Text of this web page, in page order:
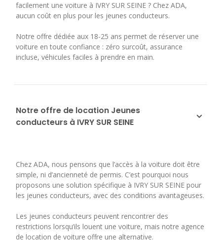
facilement une voiture à IVRY SUR SEINE ? Chez ADA,
aucun coût en plus pour les jeunes conducteurs.
Notre offre dédiée aux 18-25 ans permet de réserver une
voiture en toute confiance : zéro surcoût, assurance
incluse, véhicules faciles à prendre en main.
Notre offre de location Jeunes
conducteurs à IVRY SUR SEINE
Chez ADA, nous pensons que l’accès à la voiture doit être
simple, ni d’ancienneté de permis. C’est pourquoi nous
proposons une solution spécifique à IVRY SUR SEINE pour
les jeunes conducteurs, avec des conditions avantageuses.
Les jeunes conducteurs peuvent rencontrer des
restrictions lorsqu’ils louent une voiture, mais notre agence
de location de voiture offre une alternative.